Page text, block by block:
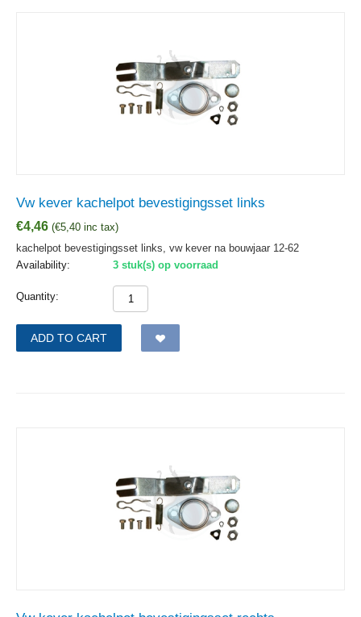
Vw kever kachelpot bevestigingsset links
€4,46 (€5,40 inc tax)
kachelpot bevestigingsset links, vw kever na bouwjaar 12-62
Availability:
3 stuk(s) op voorraad
Quantity:
ADD TO CART